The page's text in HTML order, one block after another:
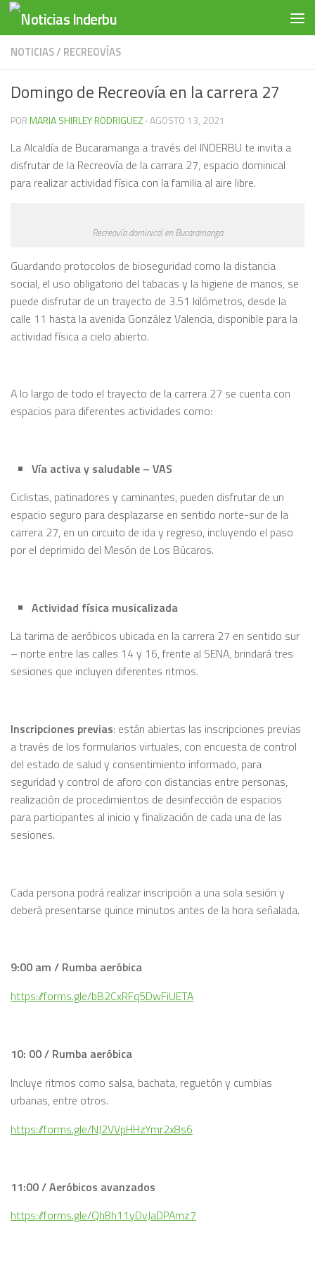
Saltar al contenido
NOTICIAS/ RECREOVÍAS
Domingo de Recreovía en la carrera 27
PORMARIA SHIRLEY RODRIGUEZ ·AGOSTO 13, 2021
La Alcaldía de Bucaramanga a través del INDERBU te invita a
disfrutar de la Recreovía de la carrara 27, espacio dominical
para realizar actividad física con la familia al aire libre.
Recreovía dominical en Bucaramanga
Guardando protocolos de bioseguridad como la distancia
social, el uso obligatorio del tabacas y la higiene de manos, se
puede disfrutar de un trayecto de 3.51 kilómetros, desde la
calle 11 hasta la avenida González Valencia, disponible para la
actividad física a cielo abierto.
A lo largo de todo el trayecto de la carrera 27 se cuenta con
espacios para diferentes actividades como:
Vía activa y saludable – VAS
Ciclistas, patinadores y caminantes, pueden disfrutar de un
espacio seguro para desplazarse en sentido norte-sur de la
carrera 27, en un circuito de ida y regreso, incluyendo el paso
por el deprimido del Mesón de Los Búcaros.
Actividad física musicalizada
La tarima de aeróbicos ubicada en la carrera 27 en sentido sur
– norte entre las calles 14 y 16, frente al SENA, brindará tres
sesiones que incluyen diferentes ritmos.
Inscripciones previas: están abiertas las inscripciones previas
a través de los formularios virtuales, con encuesta de control
del estado de salud y consentimiento informado, para
seguridad y control de aforo con distancias entre personas,
realización de procedimientos de desinfección de espacios
para participantes al inicio y finalización de cada una de las
sesiones.
Cada persona podrá realizar inscripción a una sola sesión y
deberá presentarse quince minutos antes de la hora señalada.
9:00 am / Rumba aeróbica
https://forms.gle/bB2CxRFq5DwFiUETA
10: 00 / Rumba aeróbica
Incluye ritmos como salsa, bachata, reguetón y cumbias
urbanas, entre otros.
https://forms.gle/NJ2VVpHHzYmr2x8s6
11:00 / Aeróbicos avanzados
https://forms.gle/Qh8h11yDvJaDPAmz7